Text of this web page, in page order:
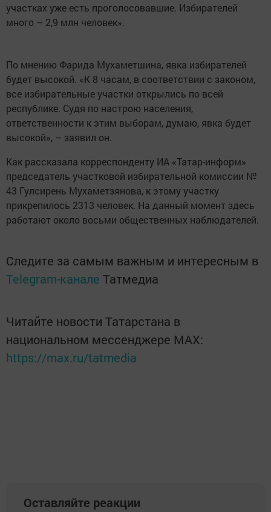
участках уже есть проголосовавшие. Избирателей
много – 2,9 млн человек».
По мнению Фарида Мухаметшина, явка избирателей
будет высокой. «К 8 часам, в соответствии с законом,
все избирательные участки открылись по всей
республике. Судя по настрою населения,
ответственности к этим выборам, думаю, явка будет
высокой», – заявил он.
Как рассказала корреспонденту ИА «Татар-информ»
председатель участковой избирательной комиссии №
43 Гулсирень Мухаметзянова, к этому участку
прикрепилось 2313 человек. На данный момент здесь
работают около восьми общественных наблюдателей.
Следите за самым важным и интересным в
Telegram-канале Татмедиа
Читайте новости Татарстана в
национальном мессенджере MАХ:
https://max.ru/tatmedia
Оставляйте реакции